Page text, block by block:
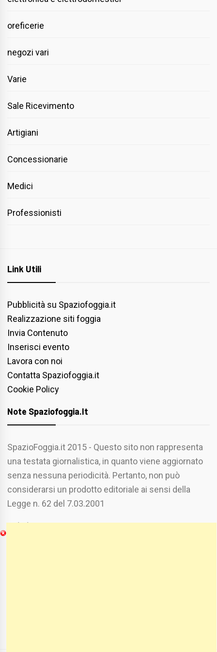
oreficerie
negozi vari
Varie
Sale Ricevimento
Artigiani
Concessionarie
Medici
Professionisti
Link Utili
Pubblicità su Spaziofoggia.it
Realizzazione siti foggia
Invia Contenuto
Inserisci evento
Lavora con noi
Contatta Spaziofoggia.it
Cookie Policy
Note Spaziofoggia.it
SpazioFoggia.it 2015 - Questo sito non rappresenta
una testata giornalistica, in quanto viene aggiornato
senza nessuna periodicità. Pertanto, non può
considerarsi un prodotto editoriale ai sensi della
Legge n. 62 del 7.03.2001
Chi Siamo